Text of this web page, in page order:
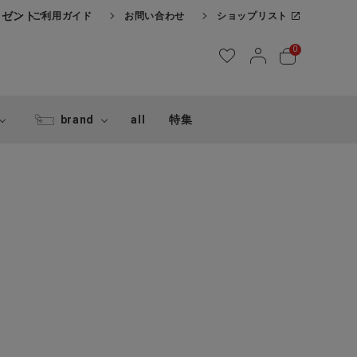
ントご利用ガイド お問い合わせ ショップリスト
0
brand all 特集